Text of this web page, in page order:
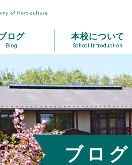
ログ
Blog
本校について
School Introduction
ブログ